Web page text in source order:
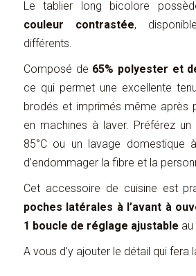
Le tablier long bicolore
couleur contrastée,
différents.
Composé de 65% polyester et
ce qui permet une excellente
brodés et imprimés même après
en machines à laver. Préférez un
85°C ou un lavage domestique
d’endommager la fibre et la
Cet accessoire de cuisine est
poches latérales à l’avant à
1 boucle de réglage ajustable
A vous d’y ajouter le détail qui fera